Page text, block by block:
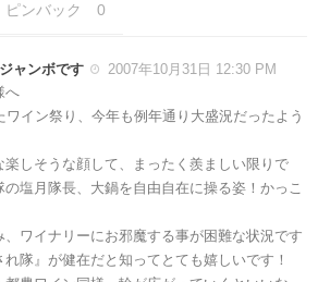
ピンバック 0
ャンボです
2007年10月31日 12:30 PM
へ
ワイン祭り、今年も例年通り大盛況だったよう
楽しそうな顔して、まったく羨ましい限りで
塩月隊長、大鍋を自由自在に操る姿！かっこ
、ワイナリーにお邪魔する事が困難な状況です
隊』が健在だと知ってとても嬉しいです！